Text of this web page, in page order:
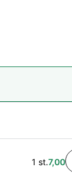
1 st.7,00